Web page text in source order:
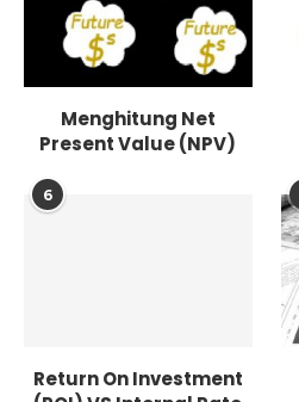
Menghitung Net
Present Value (NPV)
6
Return On Investment